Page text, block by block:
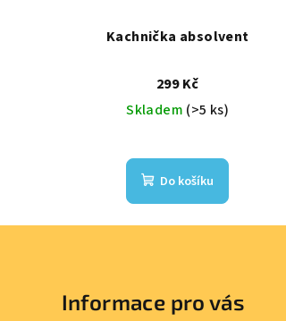
Kachnička absolvent
299 Kč
Skladem (>5 ks)
Do košíku
Informace pro vás